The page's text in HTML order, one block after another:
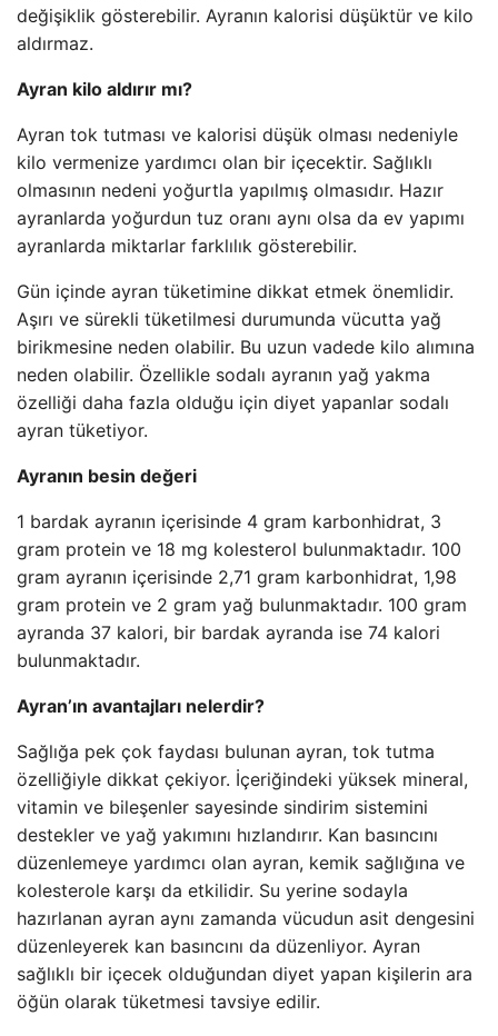
değişiklik gösterebilir. Ayranın kalorisi düşüktür ve kilo
aldırmaz.
Ayran kilo aldırır mı?
Ayran tok tutması ve kalorisi düşük olması nedeniyle
kilo vermenize yardımcı olan bir içecektir. Sağlıklı
olmasının nedeni yoğurtla yapılmış olmasıdır. Hazır
ayranlarda yoğurdun tuz oranı aynı olsa da ev yapımı
ayranlarda miktarlar farklılık gösterebilir.
Gün içinde ayran tüketimine dikkat etmek önemlidir.
Aşırı ve sürekli tüketilmesi durumunda vücutta yağ
birikmesine neden olabilir. Bu uzun vadede kilo alımına
neden olabilir. Özellikle sodalı ayranın yağ yakma
özelliği daha fazla olduğu için diyet yapanlar sodalı
ayran tüketiyor.
Ayranın besin değeri
1 bardak ayranın içerisinde 4 gram karbonhidrat, 3
gram protein ve 18 mg kolesterol bulunmaktadır. 100
gram ayranın içerisinde 2,71 gram karbonhidrat, 1,98
gram protein ve 2 gram yağ bulunmaktadır. 100 gram
ayranda 37 kalori, bir bardak ayranda ise 74 kalori
bulunmaktadır.
Ayran’ın avantajları nelerdir?
Sağlığa pek çok faydası bulunan ayran, tok tutma
özelliğiyle dikkat çekiyor. İçeriğindeki yüksek mineral,
vitamin ve bileşenler sayesinde sindirim sistemini
destekler ve yağ yakımını hızlandırır. Kan basıncını
düzenlemeye yardımcı olan ayran, kemik sağlığına ve
kolesterole karşı da etkilidir. Su yerine sodayla
hazırlanan ayran aynı zamanda vücudun asit dengesini
düzenleyerek kan basıncını da düzenliyor. Ayran
sağlıklı bir içecek olduğundan diyet yapan kişilerin ara
öğün olarak tüketmesi tavsiye edilir.